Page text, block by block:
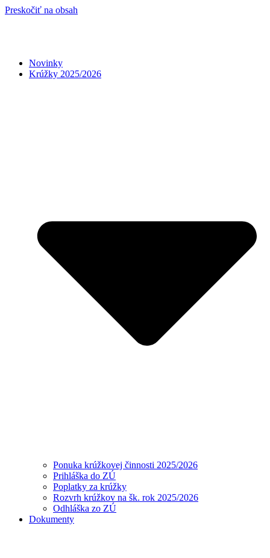
Preskočiť na obsah
Novinky
Krúžky 2025/2026
Ponuka krúžkovej činnosti 2025/2026
Prihláška do ZÚ
Poplatky za krúžky
Rozvrh krúžkov na šk. rok 2025/2026
Odhláška zo ZÚ
Dokumenty